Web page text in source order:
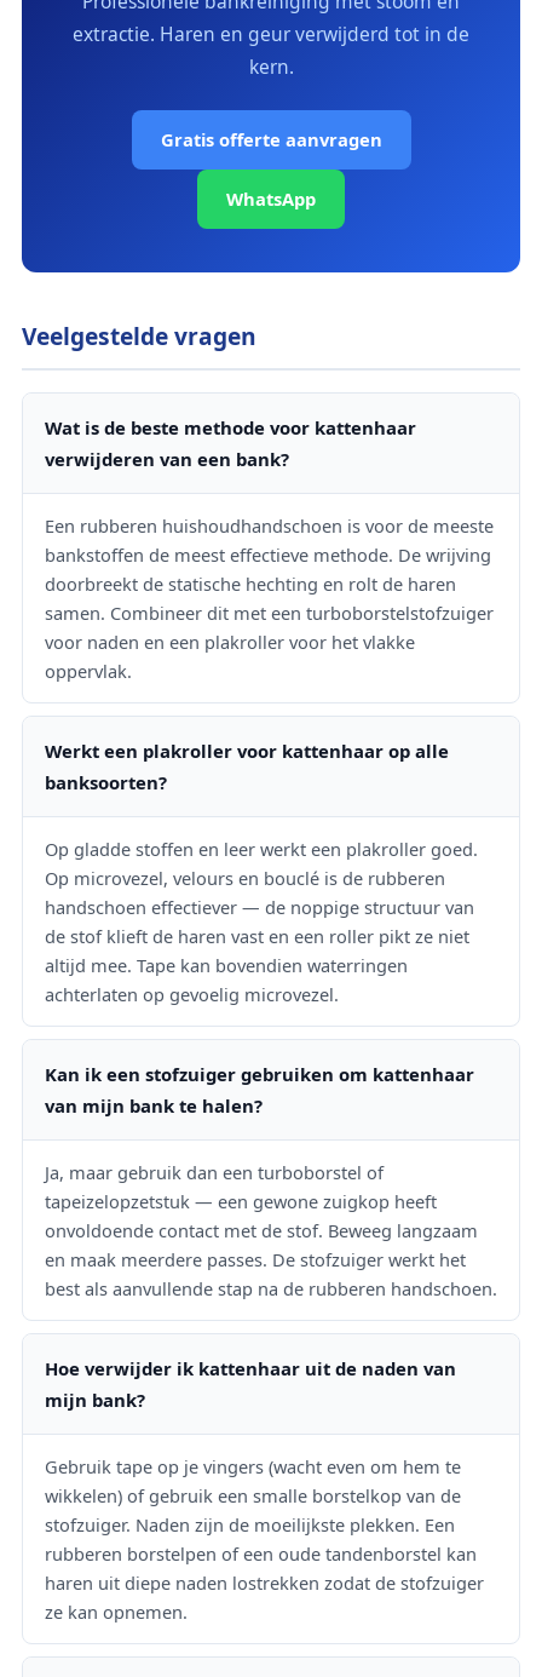
extractie. Haren en geur verwijderd tot in de
kern.
Gratis offerte aanvragen
WhatsApp
Veelgestelde vragen
Wat is de beste methode voor kattenhaar
verwijderen van een bank?
Een rubberen huishoudhandschoen is voor de meeste
bankstoffen de meest effectieve methode. De wrijving
doorbreekt de statische hechting en rolt de haren
samen. Combineer dit met een turboborstelstofzuiger
voor naden en een plakroller voor het vlakke
oppervlak.
Werkt een plakroller voor kattenhaar op alle
banksoorten?
Op gladde stoffen en leer werkt een plakroller goed.
Op microvezel, velours en bouclé is de rubberen
handschoen effectiever — de noppige structuur van
de stof klieft de haren vast en een roller pikt ze niet
altijd mee. Tape kan bovendien waterringen
achterlaten op gevoelig microvezel.
Kan ik een stofzuiger gebruiken om kattenhaar
van mijn bank te halen?
Ja, maar gebruik dan een turboborstel of
tapeizelopzetstuk — een gewone zuigkop heeft
onvoldoende contact met de stof. Beweeg langzaam
en maak meerdere passes. De stofzuiger werkt het
best als aanvullende stap na de rubberen handschoen.
Hoe verwijder ik kattenhaar uit de naden van
mijn bank?
Gebruik tape op je vingers (wacht even om hem te
wikkelen) of gebruik een smalle borstelkop van de
stofzuiger. Naden zijn de moeilijkste plekken. Een
rubberen borstelpen of een oude tandenborstel kan
haren uit diepe naden lostrekken zodat de stofzuiger
ze kan opnemen.